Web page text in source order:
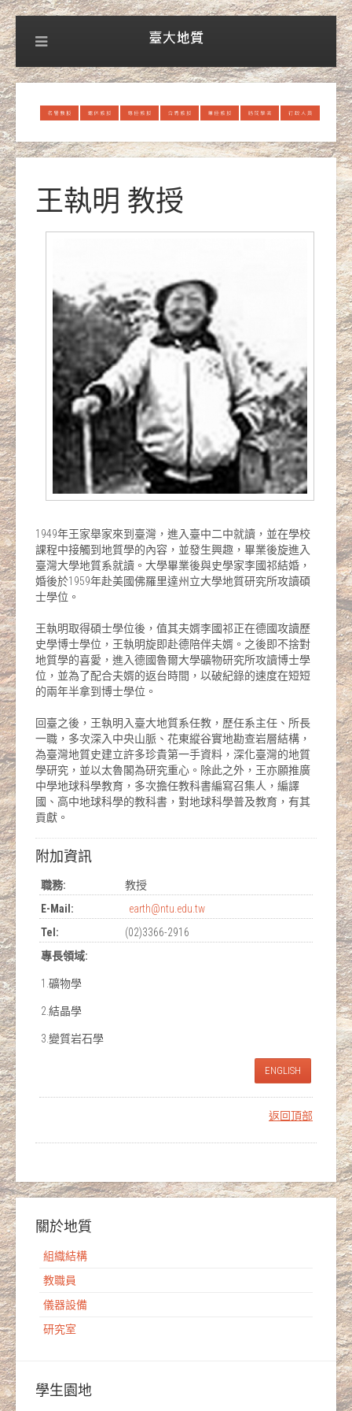
王執明 教授
1949年王家舉家來到臺灣，進入臺中二中就讀，並在學校
課程中接觸到地質學的內容，並發生興趣，畢業後旋進入
臺灣大學地質系就讀。大學畢業後與史學家李國祁結婚，
婚後於1959年赴美國佛羅里達州立大學地質研究所攻讀碩
士學位。
王執明取得碩士學位後，值其夫婿李國祁正在德國攻讀歷
史學博士學位，王執明旋即赴德陪伴夫婿。之後即不捨對
地質學的喜愛，進入德國魯爾大學礦物研究所攻讀博士學
位，並為了配合夫婿的返台時間，以破紀錄的速度在短短
的兩年半拿到博士學位。
回臺之後，王執明入臺大地質系任教，歷任系主任、所長
一職，多次深入中央山脈、花東縱谷實地勘查岩層結構，
為臺灣地質史建立許多珍貴第一手資料，深化臺灣的地質
學研究，並以太魯閣為研究重心。除此之外，王亦願推廣
中學地球科學教育，多次擔任教科書編寫召集人，編譯
國、高中地球科學的教科書，對地球科學普及教育，有其
貢獻。
附加資訊
職務:
教授
E-Mail:
earth@ntu.edu.tw
Tel:
(02)3366-2916
專長領域:
1.礦物學
2.結晶學
3.變質岩石學
ENGLISH
返回頂部
關於地質
組織結構
教職員
儀器設備
研究室
學生園地